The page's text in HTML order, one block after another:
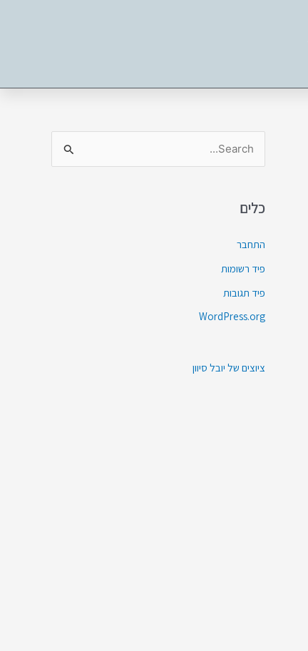
r
o
r
כלים
התחבר
פיד רשומות
פיד תגובות
WordPress.org
ציוצים של יובל סיוון